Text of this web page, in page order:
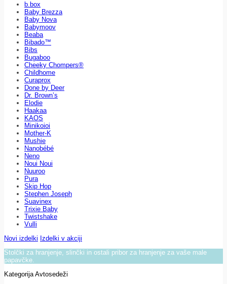
b.box
Baby Brezza
Baby Nova
Babymoov
Beaba
Bibado™
Bibs
Bugaboo
Cheeky Chompers®
Childhome
Curaprox
Done by Deer
Dr. Brown’s
Elodie
Haakaa
KAOS
Minikoioi
Mother-K
Mushie
Nanobébé
Neno
Noui Noui
Nuuroo
Pura
Skip Hop
Stephen Joseph
Suavinex
Trixie Baby
Twistshake
Vulli
Novi izdelki Izdelki v akciji
Stolčki za hranjenje, slinčki in ostali pribor za hranjenje za vaše male
papavčke.
Kategorija Avtosedeži